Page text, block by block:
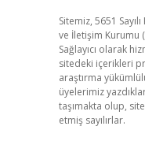
Sitemiz, 5651
ve İletişim Kurumu
Sağlayıcı olarak
sitedeki içerikleri
araştırma
üyelerimiz
taşımakta olup,
etmiş sayılırlar.